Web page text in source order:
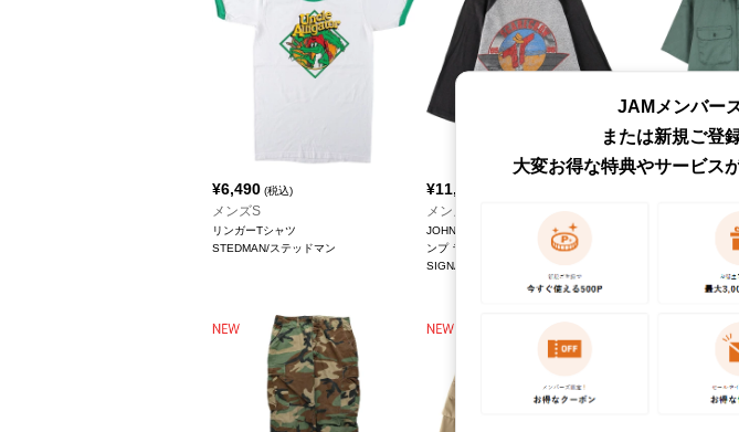
¥6,490 (税込)
メンズS
リンガーTシャツ
STEDMAN/ステッドマン
¥11,990
メンズS
JOHN MELLENCAMP ジョンメレンキャ
ンプ ラグラン バンドTシャツ バンT
SIGNAL
半袖 ワークシャツ
BIG MAC/ビッグマ
JAMメンバー
または新規ご登
大変お得な特典やサービス